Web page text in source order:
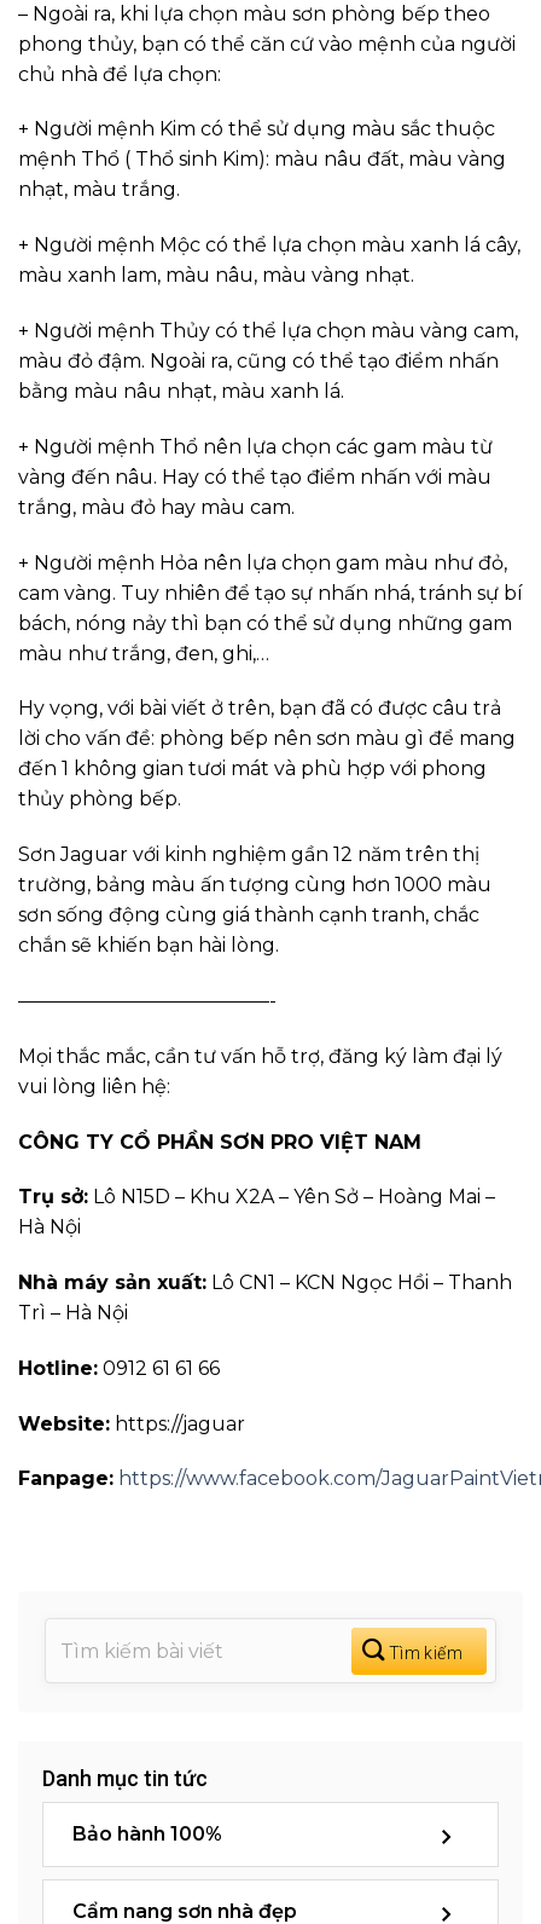
– Ngoài ra, khi lựa chọn màu sơn phòng bếp theo
phong thủy, bạn có thể căn cứ vào mệnh của người
chủ nhà để lựa chọn:
+ Người mệnh Kim có thể sử dụng màu sắc thuộc
mệnh Thổ ( Thổ sinh Kim): màu nâu đất, màu vàng
nhạt, màu trắng.
+ Người mệnh Mộc có thể lựa chọn màu xanh lá cây,
màu xanh lam, màu nâu, màu vàng nhạt.
+ Người mệnh Thủy có thể lựa chọn màu vàng cam,
màu đỏ đậm. Ngoài ra, cũng có thể tạo điểm nhấn
bằng màu nâu nhạt, màu xanh lá.
+ Người mệnh Thổ nên lựa chọn các gam màu từ
vàng đến nâu. Hay có thể tạo điểm nhấn với màu
trắng, màu đỏ hay màu cam.
+ Người mệnh Hỏa nên lựa chọn gam màu như đỏ,
cam vàng. Tuy nhiên để tạo sự nhấn nhá, tránh sự bí
bách, nóng nảy thì bạn có thể sử dụng những gam
màu như trắng, đen, ghi,…
Hy vọng, với bài viết ở trên, bạn đã có được câu trả
lời cho vấn đề: phòng bếp nên sơn màu gì để mang
đến 1 không gian tươi mát và phù hợp với phong
thủy phòng bếp.
Sơn Jaguar với kinh nghiệm gần 12 năm trên thị
trường, bảng màu ấn tượng cùng hơn 1000 màu
sơn sống động cùng giá thành cạnh tranh, chắc
chắn sẽ khiến bạn hài lòng.
—————————————-
Mọi thắc mắc, cần tư vấn hỗ trợ, đăng ký làm đại lý
vui lòng liên hệ:
CÔNG TY CỔ PHẦN SƠN PRO VIỆT NAM
Trụ sở: Lô N15D – Khu X2A – Yên Sở – Hoàng Mai –
Hà Nội
Nhà máy sản xuất: Lô CN1 – KCN Ngọc Hồi – Thanh
Trì – Hà Nội
Hotline: 0912 61 61 66
Website: https://jaguar
Fanpage: https://www.facebook.com/
Danh mục tin tức
Bảo hành 100%
Cẩm nang sơn nhà đẹp